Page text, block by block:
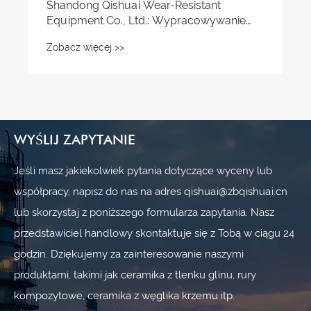
WYŚLIJ ZAPYTANIE
Jeśli masz jakiekolwiek pytania dotyczące wyceny lub
współpracy, napisz do nas na adres qishuai@zbqishuai.cn
lub skorzystaj z poniższego formularza zapytania. Nasz
przedstawiciel handlowy skontaktuje się z Tobą w ciągu 24
godzin. Dziękujemy za zainteresowanie naszymi
produktami, takimi jak ceramika z tlenku glinu, rury
kompozytowe, ceramika z węglika krzemu itp.